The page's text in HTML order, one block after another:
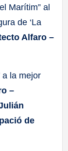
Marítim” al
de ‘La
Alfaro –
a la mejor
–
de